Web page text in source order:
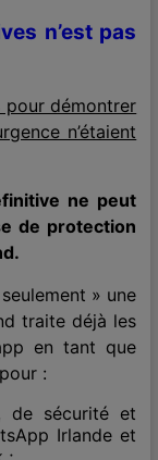
n’est pas
pour démontrer
n’étaient
ne peut
de protection
» une
traite déjà les
en tant que
:
de sécurité et
Irlande et